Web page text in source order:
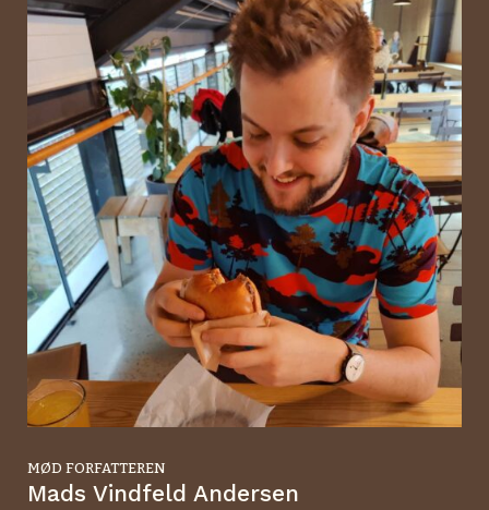
MØD FORFATTEREN
Mads Vindfeld Andersen